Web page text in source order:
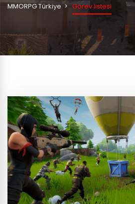
MMORPG Türkiye Görev listesi